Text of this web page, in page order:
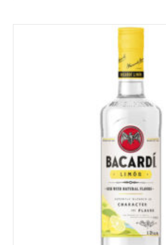
€19.50
Lees verder